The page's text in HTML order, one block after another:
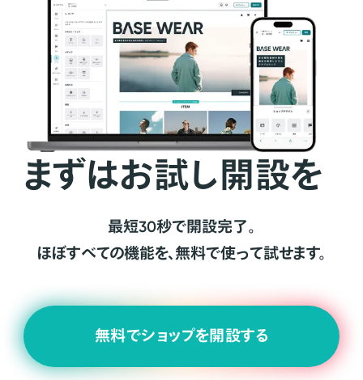
まずはお試し開設を
最短30秒で開設完了。
ほぼすべての機能を、無料で使って試せます。
無料でショップを開設する